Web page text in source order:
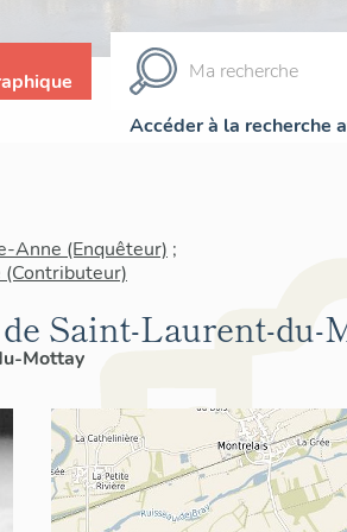
Accéder à la recherche
Anne (Enquêteur) ;
(Contributeur)
Saint-Laurent-du-
Mottay